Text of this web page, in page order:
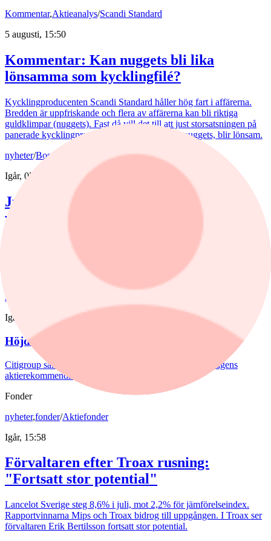
Kommentar,Aktieanalys/Scandi Standard
5 augusti, 15:50
Kommentar: Kan nuggets bli lika
lönsamma som kycklingfilé?
Kycklingproducenten Scandi Standard håller hög fart i affärerna.
Bredden är uppfriskande och flera av affärerna kan bli riktiga
guldklimpar (nuggets). Fast då vill det till att just storsatsningen på
panerade kycklingprodukter, av typen chicken nuggets, blir lönsam.
nyheter/Bostadsmarknad
Igår, 07:15
Juli bjöd på billigare bostadsrätter – nu
väntar en aktiv marknad
Priserna på bostadsrätter sjönk i juli medan villapriserna ökade.
Fritidshusmarknaden bjöd samtidigt på månadens tredbrott. "En
glädjande signal", menar Liza Nyberg, tf VD för Svensk
nyheter
Igår, 08:39
Höjd riktkurs för Nibe
Citigroup sänker riktkursen för Novo Nordisk. Här är dagens
aktierekommendationer.
Fonder
nyheter,fonder/Aktiefonder
Igår, 15:58
Förvaltaren efter Troax rusning:
"Fortsatt stor potential"
Lancelot Sverige steg 8,6% i juli, mot 2,2% för jämförelseindex.
Rapportvinnarna Mips och Troax bidrog till uppgången. I Troax ser
förvaltaren Erik Bertilsson fortsatt stor potential.